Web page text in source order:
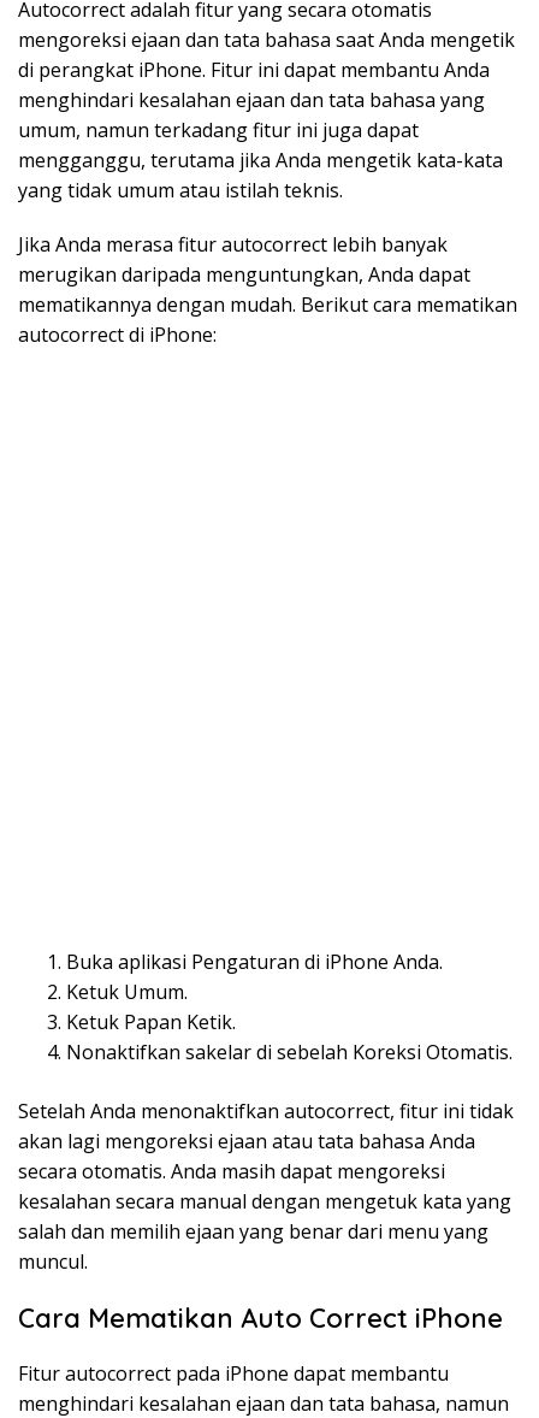
Autocorrect adalah fitur yang secara otomatis
mengoreksi ejaan dan tata bahasa saat Anda mengetik
di perangkat iPhone. Fitur ini dapat membantu Anda
menghindari kesalahan ejaan dan tata bahasa yang
umum, namun terkadang fitur ini juga dapat
mengganggu, terutama jika Anda mengetik kata-kata
yang tidak umum atau istilah teknis.
Jika Anda merasa fitur autocorrect lebih banyak
merugikan daripada menguntungkan, Anda dapat
mematikannya dengan mudah. Berikut cara mematikan
autocorrect di iPhone:
Buka aplikasi Pengaturan di iPhone Anda.
Ketuk Umum.
Ketuk Papan Ketik.
Nonaktifkan sakelar di sebelah Koreksi Otomatis.
Setelah Anda menonaktifkan autocorrect, fitur ini tidak
akan lagi mengoreksi ejaan atau tata bahasa Anda
secara otomatis. Anda masih dapat mengoreksi
kesalahan secara manual dengan mengetuk kata yang
salah dan memilih ejaan yang benar dari menu yang
muncul.
Cara Mematikan Auto Correct iPhone
Fitur autocorrect pada iPhone dapat membantu
menghindari kesalahan ejaan dan tata bahasa, namun